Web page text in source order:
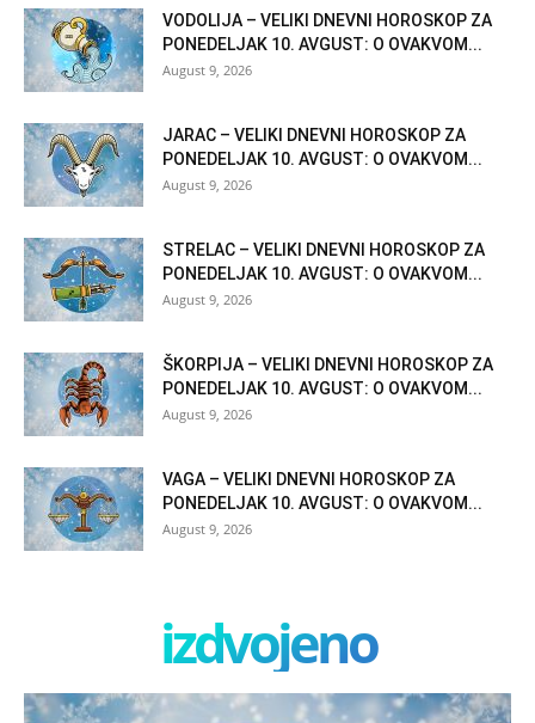
VODOLIJA – VELIKI DNEVNI HOROSKOP ZA
PONEDELJAK 10. AVGUST: O OVAKVOM...
August 9, 2026
JARAC – VELIKI DNEVNI HOROSKOP ZA
PONEDELJAK 10. AVGUST: O OVAKVOM...
August 9, 2026
STRELAC – VELIKI DNEVNI HOROSKOP ZA
PONEDELJAK 10. AVGUST: O OVAKVOM...
August 9, 2026
ŠKORPIJA – VELIKI DNEVNI HOROSKOP ZA
PONEDELJAK 10. AVGUST: O OVAKVOM...
August 9, 2026
VAGA – VELIKI DNEVNI HOROSKOP ZA
PONEDELJAK 10. AVGUST: O OVAKVOM...
August 9, 2026
izdvojeno